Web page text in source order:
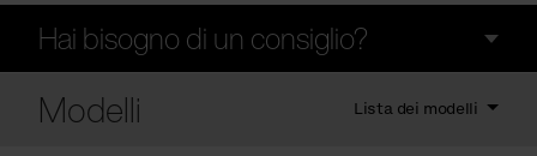
Hai bisogno di un consiglio?
Modelli Lista dei modelli